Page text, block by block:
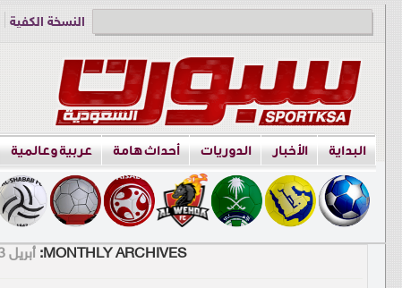
النسخة الكفية
البداية الأخبار الدوريات أحداث هامة عربية وعالمية
MONTHLY ARCHIVES: أبريل 2023